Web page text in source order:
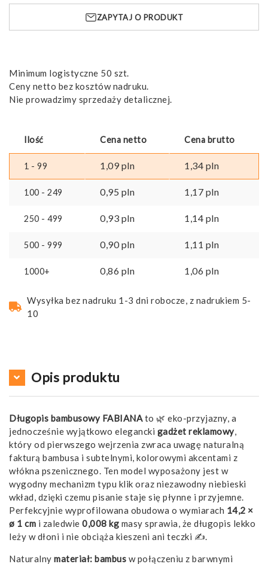
wkład
ZAPYTAJ O PRODUKT
Minimum logistyczne 50 szt.
Ceny netto bez kosztów nadruku.
Nie prowadzimy sprzedaży detalicznej.
Ilość Cena netto Cena brutto
1 - 99 1,09pln 1,34 pln
100 - 249 0,95 pln 1,17 pln
250 - 499 0,93 pln 1,14 pln
500 - 999 0,90pln 1,11 pln
1000+ 0,86 pln 1,06 pln
Wysyłka bez nadruku 1-3 dni robocze, z nadrukiem 5-
10
Opis produktu
Długopis bambusowy FABIANAto 🌿 eko-przyjazny, a
jednocześnie wyjątkowo elegancki gadżet reklamowy,
który od pierwszego wejrzenia zwraca uwagę naturalną
fakturą bambusa i subtelnymi, kolorowymi akcentami z
włókna pszenicznego. Ten model wyposażony jest w
wygodny mechanizm typu klik oraz niezawodny niebieski
wkład, dzięki czemu pisanie staje się płynne i przyjemne.
Perfekcyjnie wyprofilowana obudowa o wymiarach 14,2 ×
ø 1 cm i zaledwie 0,008 kg masy sprawia, że długopis lekko
leży w dłoni i nie obciąża kieszeni ani teczki ✍️.
Naturalny materiał: bambus w połączeniu z barwnymi